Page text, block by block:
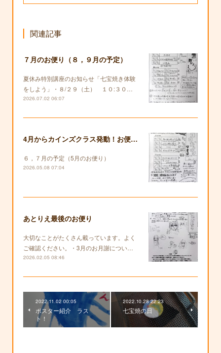
関連記事
７月のお便り（８，９月の予定）
夏休み特別講座のお知らせ「七宝焼き体験
をしよう」・８/２９（土） １０:３０…
2026.07.02 06:07
4月からカインズクラス発動！お便りも復活します！
６，７月の予定（5月のお便り）
2026.05.08 07:04
あとりえ最後のお便り
大切なことがたくさん載っています。よく
ご確認ください。・3月のお月謝につい…
2026.02.05 08:46
2022.11.02 00:05
ポスター紹介 ラス
ト！
2022.10.28 22:23
七宝焼の日